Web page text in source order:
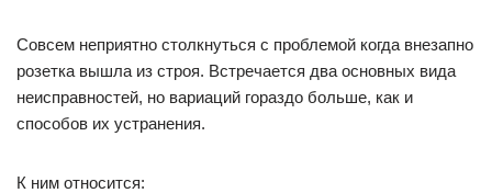
Совсем неприятно столкнуться с проблемой когда внезапно
розетка вышла из строя. Встречается два основных вида
неисправностей, но вариаций гораздо больше, как и
способов их устранения.
К ним относится: